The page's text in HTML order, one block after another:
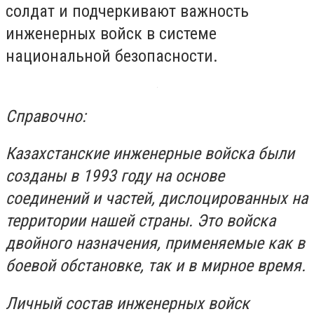
солдат и подчеркивают важность
инженерных войск в системе
национальной безопасности.
Справочно:
Казахстанские инженерные войска были
созданы в 1993 году на основе
соединений и частей, дислоцированных на
территории нашей страны. Это войска
двойного назначения, применяемые как в
боевой обстановке, так и в мирное время.
Личный состав инженерных войск